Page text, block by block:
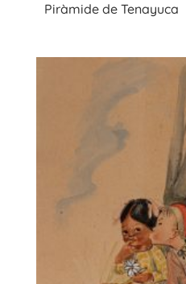
Piràmide de Tenayuca